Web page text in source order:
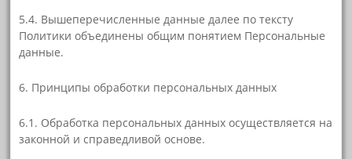
5.4. Вышеперечисленные данные далее по тексту
Политики объединены общим понятием Персональные
данные.
6. Принципы обработки персональных данных
6.1. Обработка персональных данных осуществляется на
законной и справедливой основе.